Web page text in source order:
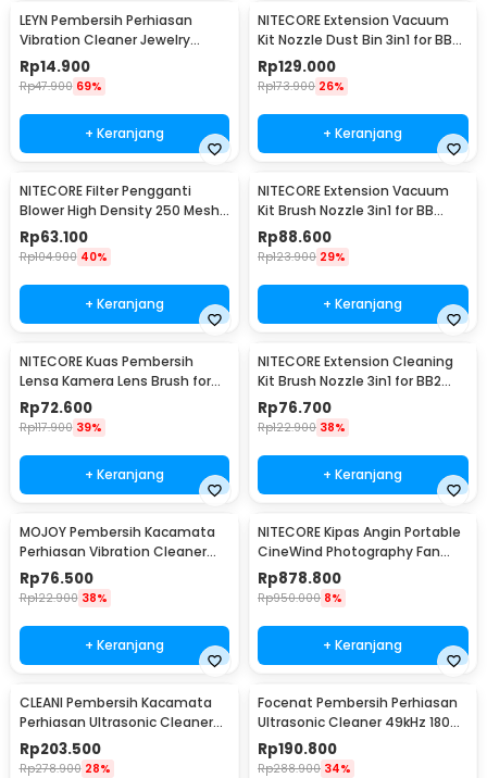
LEYN Pembersih Perhiasan
Vibration Cleaner Jewelry
Cleaning Machine - MES-775
Rp14.900
Rp47.900 69%
+ Keranjang
NITECORE Extension Vacuum
Kit Nozzle Dust Bin 3in1 for BB
Nano Blower - NIA007
Rp129.000
Rp173.900 26%
+ Keranjang
NITECORE Filter Pengganti
Blower High Density 250 Mesh
for BB Nano - NIA006
Rp63.100
Rp104.900 40%
+ Keranjang
NITECORE Extension Vacuum
Kit Brush Nozzle 3in1 for BB
Nano Blower - NIA008
Rp88.600
Rp123.900 29%
+ Keranjang
NITECORE Kuas Pembersih
Lensa Kamera Lens Brush for
BB2 BB21 BB Mini - NIA003
Rp72.600
Rp117.900 39%
+ Keranjang
NITECORE Extension Cleaning
Kit Brush Nozzle 3in1 for BB2
Blower - NIA004
Rp76.700
Rp122.900 38%
+ Keranjang
MOJOY Pembersih Kacamata
Perhiasan Vibration Cleaner
45kHz 400ml - MJ-40
Rp76.500
Rp122.900 38%
+ Keranjang
NITECORE Kipas Angin Portable
CineWind Photography Fan
98000RPM 100W - CW20
Rp878.800
Rp950.000 8%
+ Keranjang
CLEANI Pembersih Kacamata
Perhiasan Ultrasonic Cleaner
55kHz 450ml - MJ-50
Rp203.500
Rp278.900 28%
Focenat Pembersih Perhiasan
Ultrasonic Cleaner 49kHz 180ml
- X88
Rp190.800
Rp288.900 34%